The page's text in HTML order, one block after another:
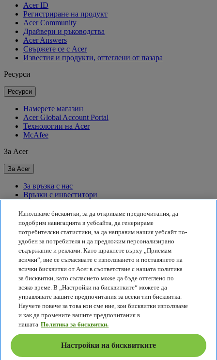
Acer ID
Регистриране на продукт
Acer Community
Драйвери и ръководства
Acer Answers
Свържете се с Acer
Известия и продукти, оттеглени от пазара
Ресурси
Ресурси
Намерете магазин
Acer Global Account Portal
Технологии на Acer
McAfee
За Acer
За Acer
За връзка с нас
Връзки с инвеститори
Награди
Събития
Устойчивост
Устойчивост
Корпоративна социална отговорност
Въглероден отпечатък на продукта
Project Humanity
Earthion
Правила за поверителност
Правила за бисквитките
Правна бележка
Допълнителна правна информация
Политика за достъпност
Настройки на бисквитките
Използваме бисквитки, за да откриваме предпочитания, да
подобрим навигацията в уебсайта, да генерираме
потребителски статистики, за да направим нашия уебсайт по-
удобен за потребителя и да предложим персонализирано
съдържание и реклами. Като щракнете върху „Приемам
всички“, вие се съгласявате с използването и поставянето на
всички бисквитки от Acer в съответствие с нашата политика
за бисквитки, като съгласието може да бъде оттеглено по
всяко време. В „Настройки на бисквитките“ можете да
управлявате вашите предпочитания за всеки тип бисквитка.
Научете повече за това кои сме ние, кои бисквитки използваме
и как да промените вашите предпочитания в
нашата Политика за бисквитки.
Настройки на бисквитките